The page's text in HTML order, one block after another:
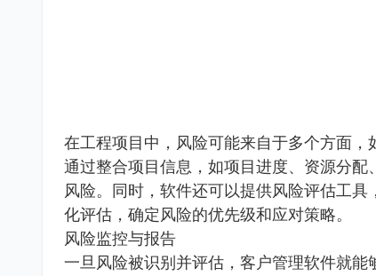
在工程项目中，风险可能来自于多个方面
通过整合项目信息，如项目进度、资源分
风险。同时，软件还可以提供风险评估工
化评估，确定风险的优先级和应对策略。
风险监控与报告
一旦风险被识别并评估，客户管理软件就